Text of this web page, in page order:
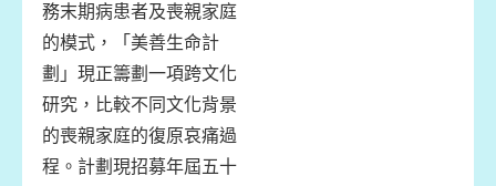
務末期病患者及喪親家庭
的模式，「美善生命計
劃」現正籌劃一項跨文化
研究，比較不同文化背景
的喪親家庭的復原哀痛過
程。計劃現招募年屆五十